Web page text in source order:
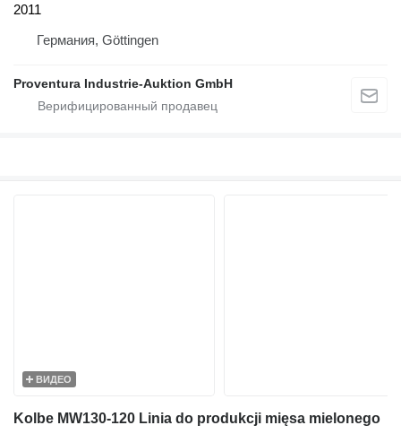
2011
Германия, Göttingen
Proventura Industrie-Auktion GmbH
ВИДЕО
Kolbe MW130-120 Linia do produkcji mięsa mielonego